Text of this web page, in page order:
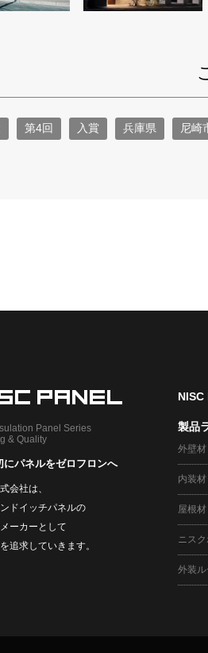
第4回 入賞 兵庫県 尼崎
Panel Series
& Quality
にパネルをゼロフロンへ
会社は、
ドイッチパネルの
ーカーとして
追求していきます。
NISC
製品
外壁材
内装材
屋根材
ニス
外装